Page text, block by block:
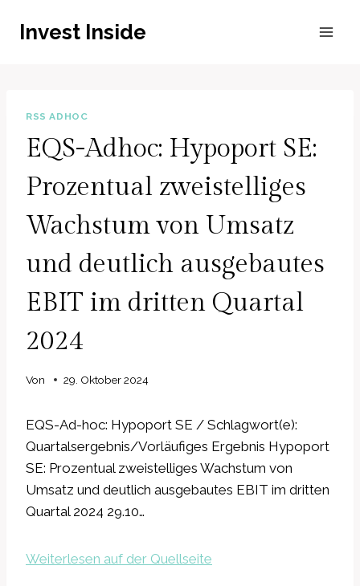
InhaltInvest Inside
RSS ADHOC
EQS-Adhoc: Hypoport SE:
Prozentual zweistelliges
Wachstum von Umsatz
und deutlich ausgebautes
EBIT im dritten Quartal
2024
Von 29. Oktober 2024
EQS-Ad-hoc: Hypoport SE / Schlagwort(e):
Quartalsergebnis/Vorläufiges Ergebnis Hypoport
SE: Prozentual zweistelliges Wachstum von
Umsatz und deutlich ausgebautes EBIT im dritten
Quartal 2024 29.10…
Weiterlesen auf der Quellseite